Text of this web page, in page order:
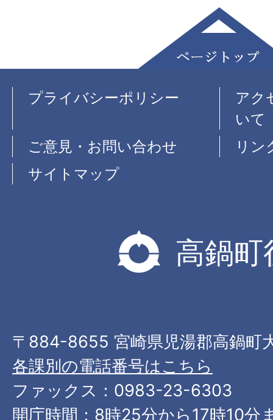
プライバシーポリシー
アク
いて
ご意見・お問い合わせ
リン
サイトマップ
高鍋町
〒884-8655 宮崎県児湯郡高鍋町
各課別の電話番号はこちら
ファックス：0983-23-6303
開庁時間：8時25分から17時10分